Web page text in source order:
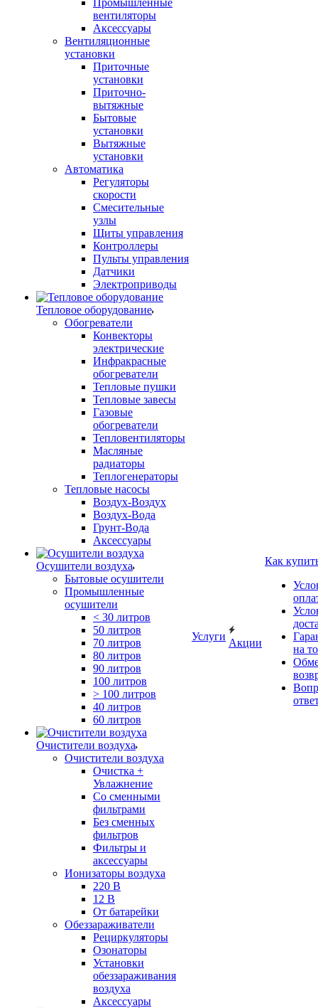
Промышленные
вентиляторы
Аксессуары
Вентиляционные
установки
Приточные
установки
Приточно-
вытяжные
Бытовые
установки
Вытяжные
установки
Автоматика
Регуляторы
скорости
Смесительные
узлы
Щиты управления
Контроллеры
Пульты управления
Датчики
Электроприводы
Тепловое оборудование
Обогреватели
Конвекторы
электрические
Инфракрасные
обогреватели
Тепловые пушки
Тепловые завесы
Газовые
обогреватели
Тепловентиляторы
Масляные
радиаторы
Теплогенераторы
Тепловые насосы
Воздух-Воздух
Воздух-Вода
Грунт-Вода
Аксессуары
Осушители воздуха
Бытовые осушители
Промышленные
осушители
< 30 литров
50 литров
70 литров
80 литров
90 литров
100 литров
> 100 литров
40 литров
60 литров
Очистители воздуха
Очистители воздуха
Очистка +
Увлажнение
Cо сменными
фильтрами
Без сменных
фильтров
Фильтры и
аксессуары
Ионизаторы воздуха
220 В
12 В
От батарейки
Обеззараживатели
Рециркуляторы
Озонаторы
Установки
обеззараживания
воздуха
Аксессуары
Услуги
Акции
Как
на